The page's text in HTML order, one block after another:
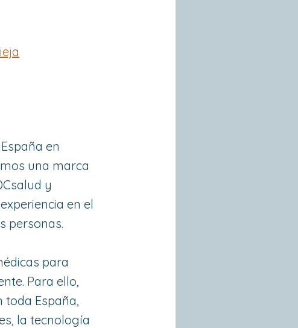
en
una marca
y
en el
personas.
para
Para ello,
toda España,
la tecnología